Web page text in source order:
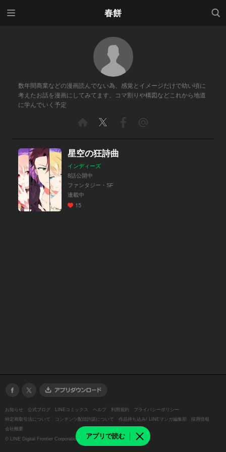
春餅
検索
アプリで読む
数年間商業などの漫画読んでない為、感覚とイメージだけで幼い頃に
考えたお話を漫画にしてみてます。コマ割りや構図などこれから地道
に学んでいく予定
星空の狂詩曲
インディーズ
8話公開中
ファンタジー・SF
連載中
15
お知らせ 公式ブログ LINEコミックス ヘルプ 利用規約
プライバシーポリシー
特定商取引法について
コンテンツ配信許諾について 作品持ち込み/ LINEマンガ編集部
採用情報
会社概要
© LINE Digital Frontier Corporation